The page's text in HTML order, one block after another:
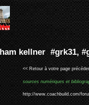
<< Retour à votre page
sources numériques et
http://www.coachbuild.com/